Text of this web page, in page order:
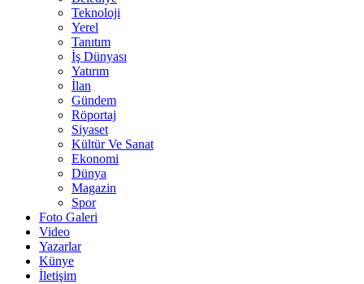
Teknoloji
Yerel
Tanıtım
İş Dünyası
Yatırım
İlan
Gündem
Röportaj
Siyaset
Kültür Ve Sanat
Ekonomi
Dünya
Magazin
Spor
Foto Galeri
Video
Yazarlar
Künye
İletişim